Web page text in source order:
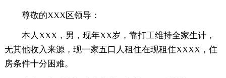
尊敬的XXX区领导：
本人XXX，男，现年XX岁，靠打工维持全家生计，
无其他收入来源，现一家五口人租住在现租住XXXX，住
房条件十分困难。